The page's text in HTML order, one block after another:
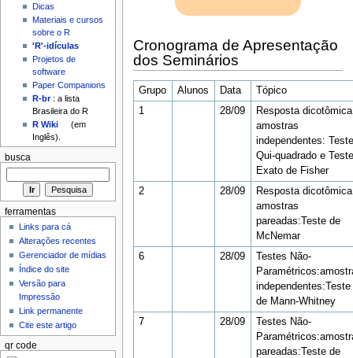
Cronograma de Apresentação
dos Seminários
Grupo Alunos Data
Tópico
1
28/09
Resposta
amostras
independentes: Teste
Qui-quadrado e Teste
Exato de Fisher
2
28/09
Resposta
amostras
pareadas:Teste de
McNemar
6
28/09
Testes Não-
independentes:Teste
de Mann-Whitney
7
28/09
Testes Não-
pareadas:Teste de
Dicas
Materiais e cursos
sobre o R
'R'-idículas
Projetos de
software
Paper Companions
R-br: a lista
Brasileira do R
R Wiki
(em
Inglês).
busca
ferramentas
Links para cá
Alterações recentes
Gerenciador de mídias
Índice do site
Versão para
Impressão
Link permanente
Cite este artigo
qr code